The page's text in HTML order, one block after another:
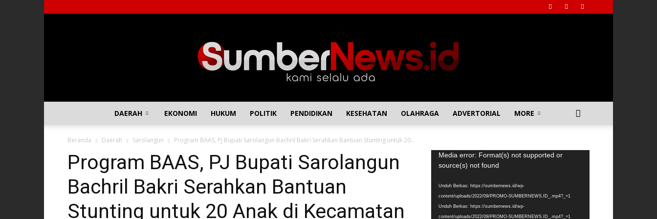
DAERAH EKONOMI HUKUM POLITIK PENDIDIKAN KESEHATAN OLAHRAGA ADVERTORIAL MORE
Beranda Daerah Sarolangun Program BAAS, PJ Bupati Sarolangun Bachril Bakri Serahkan Bantuan Stunting untuk 20...
Program BAAS, PJ Bupati Sarolangun
Bachril Bakri Serahkan Bantuan
Stunting untuk 20 Anak di Kecamatan
Pemutar
Video
Media error: Format(s) not supported or
source(s) not found
Unduh Berkas: https://sumbernews.id/wp-
content/uploads/2022/09/PROMO-SUMBERNEWS.ID_.mp4?_=1
Unduh Berkas: https://sumbernews.id/wp-
content/uploads/2022/09/PROMO-SUMBERNEWS.ID_.mp4?_=1